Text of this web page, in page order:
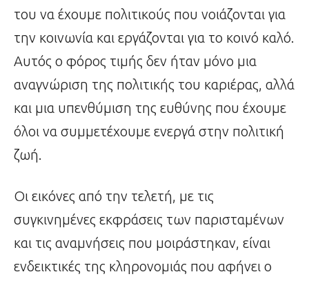
του να έχουμε πολιτικούς που νοιάζονται για
την κοινωνία και εργάζονται για το κοινό καλό.
Αυτός ο φόρος τιμής δεν ήταν μόνο μια
αναγνώριση της πολιτικής του καριέρας, αλλά
και μια υπενθύμιση της ευθύνης που έχουμε
όλοι να συμμετέχουμε ενεργά στην πολιτική
ζωή.
Οι εικόνες από την τελετή, με τις
συγκινημένες εκφράσεις των παρισταμένων
και τις αναμνήσεις που μοιράστηκαν, είναι
ενδεικτικές της κληρονομιάς που αφήνει ο